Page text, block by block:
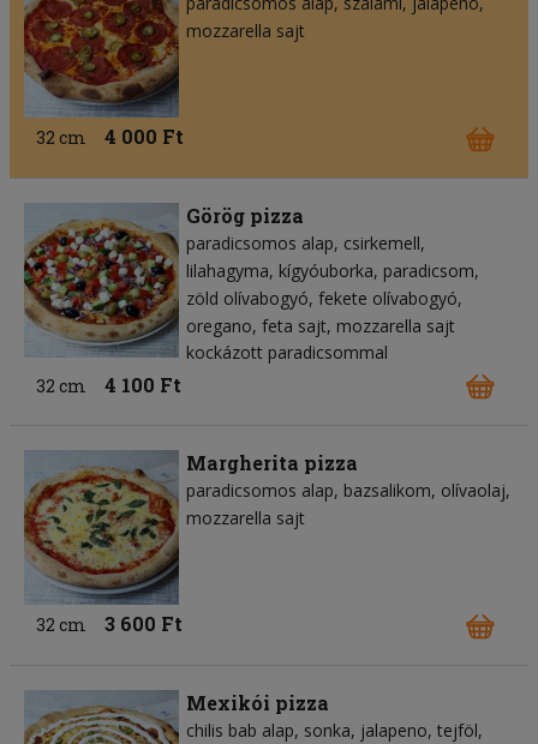
mozzarella sajt
32 cm 4 000 Ft
Görög pizza
paradicsomos alap csirkemell
lilahagyma kígyóuborka paradicsom
zöld olívabogyó fekete olívabogyó
oregano feta sajt mozzarella sajt
kockázott paradicsommal
32 cm
4 100 Ft
Margherita pizza
paradicsomos alap bazsalikom olívaolaj
mozzarella sajt
32 cm 3 600 Ft
Mexikói pizza
chilis bab alap sonka jalapeno tejföl